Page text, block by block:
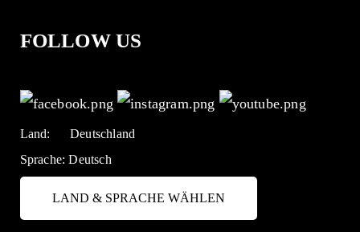
FOLLOW US
Land:
Deutschland
Sprache:Deutsch
LAND & SPRACHE WÄHLEN